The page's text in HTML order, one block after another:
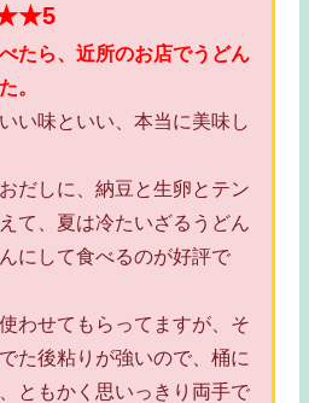
たら、近所のお店でうどん
。
い味といい、本当に美味し
だしに、納豆と生卵とテン
て、夏は冷たいざるうどん
にして食べるのが好評で
わせてもらってますが、そ
た後粘りが強いので、桶に
ともかく思いっきり両手で